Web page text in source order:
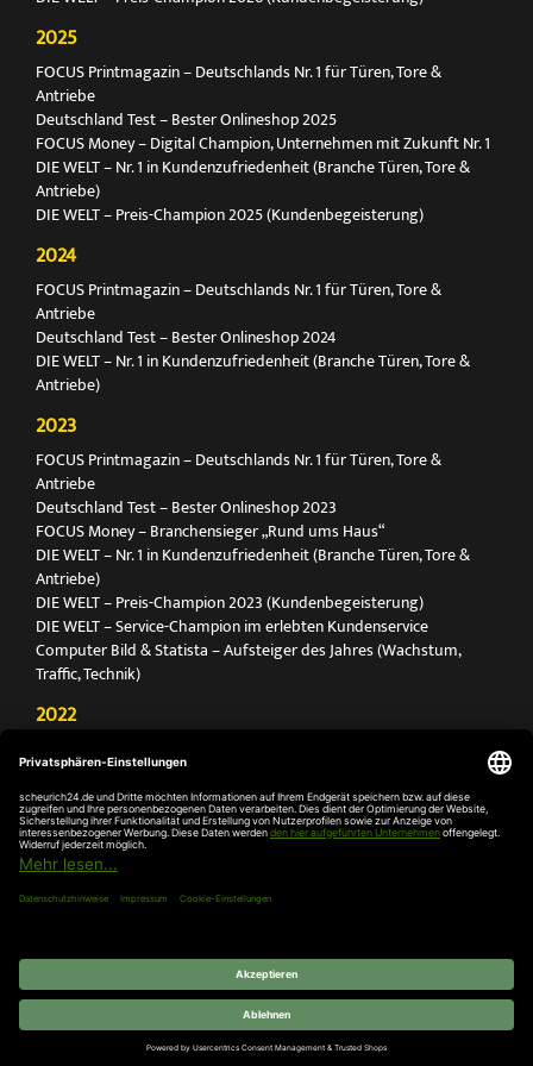
2025
FOCUS Printmagazin – Deutschlands Nr. 1 für Türen, Tore &
Antriebe
Deutschland Test – Bester Onlineshop 2025
FOCUS Money – Digital Champion, Unternehmen mit Zukunft Nr. 1
DIE WELT – Nr. 1 in Kundenzufriedenheit (Branche Türen, Tore &
Antriebe)
DIE WELT – Preis-Champion 2025 (Kundenbegeisterung)
2024
FOCUS Printmagazin – Deutschlands Nr. 1 für Türen, Tore &
Antriebe
Deutschland Test – Bester Onlineshop 2024
DIE WELT – Nr. 1 in Kundenzufriedenheit (Branche Türen, Tore &
Antriebe)
2023
FOCUS Printmagazin – Deutschlands Nr. 1 für Türen, Tore &
Antriebe
Deutschland Test – Bester Onlineshop 2023
FOCUS Money – Branchensieger „Rund ums Haus“
DIE WELT – Nr. 1 in Kundenzufriedenheit (Branche Türen, Tore &
Antriebe)
DIE WELT – Preis-Champion 2023 (Kundenbegeisterung)
DIE WELT – Service-Champion im erlebten Kundenservice
Computer Bild & Statista – Aufsteiger des Jahres (Wachstum,
Traffic, Technik)
2022
Antriebe
Deutschland Test – Bester Onlineshop 2022
FOCUS Money – Branchensieger „Rund ums Haus“
DIE WELT – Service-Champion im erlebten Kundenservice
DIE WELT – Branchengewinner Gold-Rang (Türen, Tore & Antriebe)
© 2026 SCHEURICH GmbH